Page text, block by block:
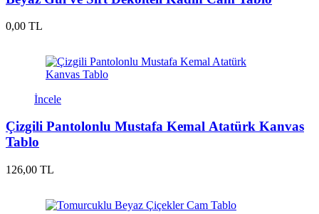
0,00 TL
İncele
Çizgili Pantolonlu Mustafa Kemal Atatürk Kanvas
Tablo
126,00 TL